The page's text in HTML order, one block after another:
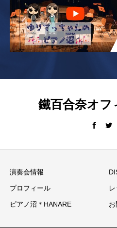
鐵百合奈オフ
演奏会情報
プロフィール
ピアノ沼＊HANARE